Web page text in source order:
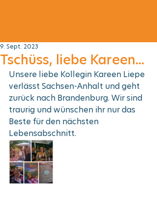
Tschüss, liebe Kareen...
9. Sept. 2023
Unsere liebe Kollegin Kareen Liepe
verlässt Sachsen-Anhalt und geht
zurück nach Brandenburg. Wir sind
traurig und wünschen ihr nur das
Beste für den nächsten
Lebensabschnitt.